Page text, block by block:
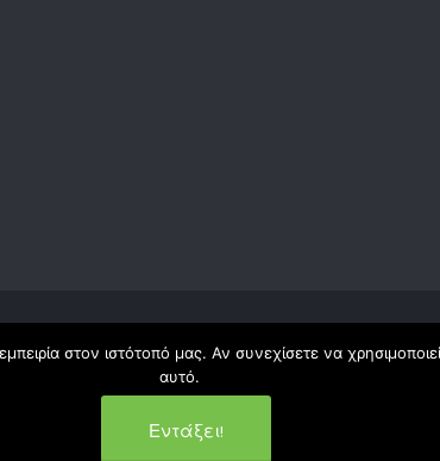
στον ιστότοπό μας. Αν συνεχίσετε να
αυτό.
Εντάξει!